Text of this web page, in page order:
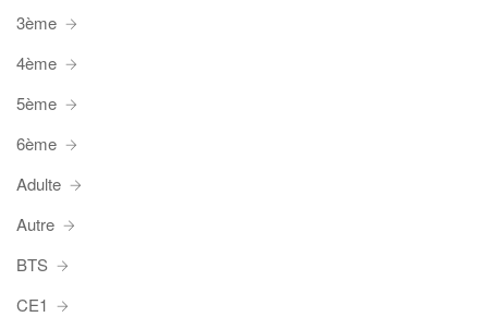
3ème
4ème
5ème
6ème
Adulte
Autre
BTS
CE1